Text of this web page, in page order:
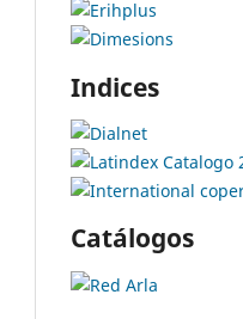
Indices
Catálogos